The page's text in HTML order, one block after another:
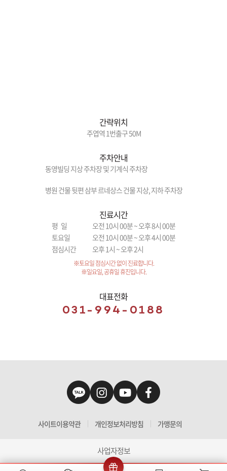
간략위치
주엽역 1번출구 50M
주차안내
동영빌딩 지상 주차장 및 기계식 주차장
병원 건물 뒷편 삼부 르네상스 건물 지상, 지하 주차장
진료시간
평 일
오전 10시 00분 ~ 오후 8시 00분
토요일
오전 10시 00분 ~ 오후 4시 00분
점심시간
오후 1시 ~ 오후 2시
※토요일 점심시간 없이 진료합니다.
※일요일, 공휴일 휴진입니다.
대표전화
031-994-0188
사이트이용약관 개인정보처리방침 가맹문의
사업자정보